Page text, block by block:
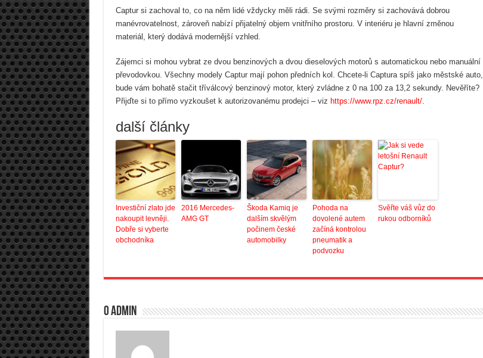
Captur si zachoval to, co na něm lidé vždycky měli rádi. Se svými rozměry si zachovává dobrou
manévrovatelnost, zároveň nabízí přijatelný objem vnitřního prostoru. V interiéru je hlavní změnou
materiál, který dodává modernější vzhled.
Zájemci si mohou vybrat ze dvou benzinových a dvou dieselových motorů s automatickou nebo manuální
převodovkou. Všechny modely Captur mají pohon předních kol. Chcete-li Captura spíš jako městské auto,
bude vám bohatě stačit tříválcový benzinový motor, který zvládne z 0 na 100 za 13,2 sekundy. Nevěříte?
Přijďte si to přímo vyzkoušet k autorizovanému prodejci – viz https://www.rpz.cz/renault/.
další články
Investiční zlato jde
nakoupit levněji.
Dobře si vyberte
obchodníka
2016 Mercedes-
AMG GT
Škoda Kamiq je
dalším skvělým
počinem české
automobilky
Pohoda na
dovolené autem
začíná kontrolou
pneumatik a
podvozku
Svěřte váš vůz do
rukou odborníků
O admin